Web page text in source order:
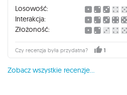
każdym razem jest inna. Najlepsze
już grać od 2 graczy! Idealna gra
tylko dla maniaków klimatu zombie
Losowość:
Interakcja:
Złożoność:
Czy recenzja była przydatna? 1
Zobacz wszystkie recenzje...